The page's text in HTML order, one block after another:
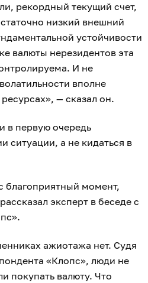
рекордный текущий счет,
низкий внешний
устойчивости
валюты нерезидентов эта
И не
вполне
— сказал он.
в первую очередь
ситуации, а не кидаться в
благоприятный момент,
эксперт в беседе с
ажиотажа нет. Судя
«Клопс», люди не
покупать валюту. Что